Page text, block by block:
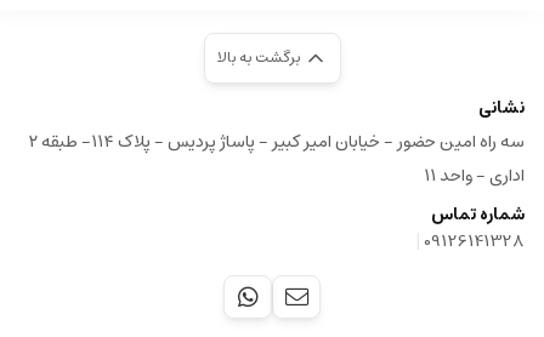
برگشت به بالا
نشانی
سه راه امین حضور - خیابان امیر کبیر - پاساژ پردیس - پلاک ۱۱۴- طبقه ۲
اداری - واحد ۱۱
شماره تماس
09126141328
|